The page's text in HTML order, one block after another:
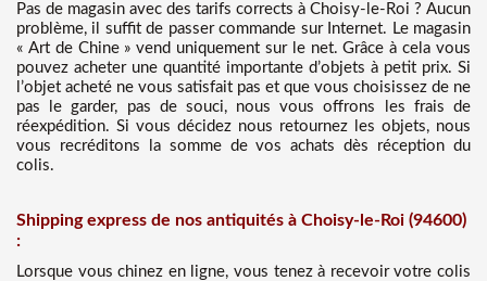
Pas de magasin avec des tarifs corrects à Choisy-le-Roi ? Aucun
problème, il suffit de passer commande sur Internet. Le magasin
« Art de Chine » vend uniquement sur le net. Grâce à cela vous
pouvez acheter une quantité importante d’objets à petit prix. Si
l’objet acheté ne vous satisfait pas et que vous choisissez de ne
pas le garder, pas de souci, nous vous offrons les frais de
réexpédition. Si vous décidez nous retournez les objets, nous
vous recréditons la somme de vos achats dès réception du
colis.
Shipping express de nos antiquités à Choisy-le-Roi (94600)
:
Lorsque vous chinez en ligne, vous tenez à recevoir votre colis